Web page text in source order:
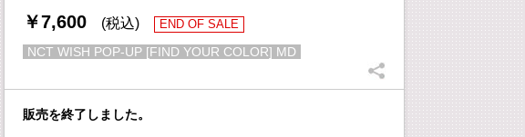
￥7,600 (税込) END OF SALE
NCT WISH POP-UP [FIND YOUR COLOR] MD
販売を終了しました。